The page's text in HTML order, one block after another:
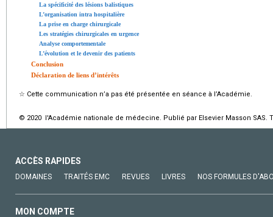
La spécificité des lésions balistiques
L’organisation intra hospitalière
La prise en charge chirurgicale
Les stratégies chirurgicales en urgence
Analyse comportementale
L’évolution et le devenir des patients
Conclusion
Déclaration de liens d’intérêts
☆ Cette communication n’a pas été présentée en séance à l’Académie.
© 2020 l'Académie nationale de médecine. Publié par Elsevier Masson SAS.
ACCÈS RAPIDES
DOMAINES TRAITÉS EMC REVUES LIVRES NOS FORMULES
MON COMPTE